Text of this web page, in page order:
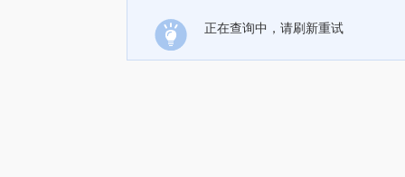
正在查询中，请刷新重试